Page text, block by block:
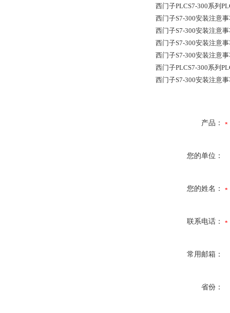
西门子PLCS7-300系列
西门子S7-300安装注意
西门子S7-300安装注意
西门子S7-300安装注意
西门子S7-300安装注意
西门子PLCS7-300系列
西门子S7-300安装注意
产品：
您的单位：
您的姓名：
联系电话：
常用邮箱：
省份：